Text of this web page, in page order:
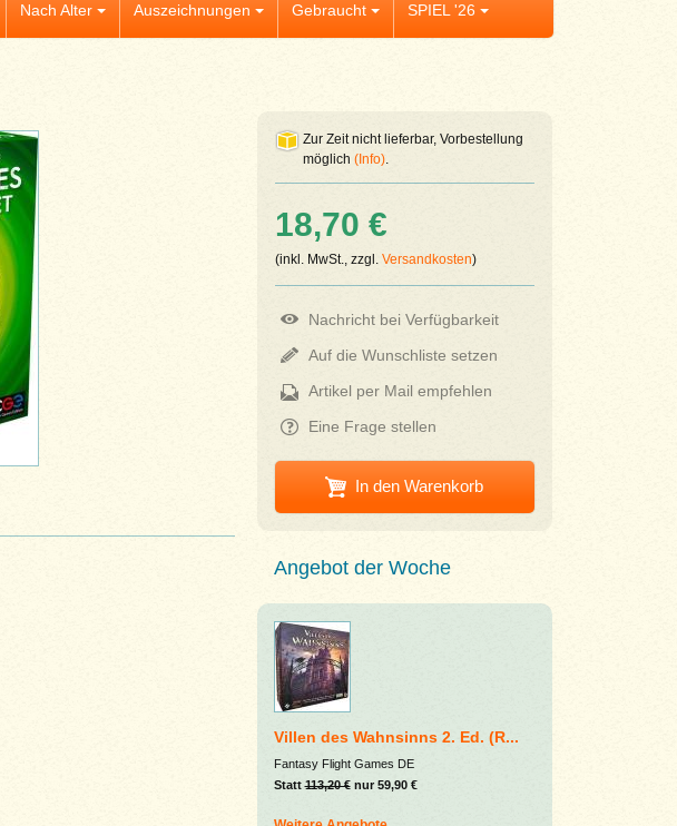
Nach Alter Auszeichnungen Gebraucht SPIEL '26
Zur Zeit nicht lieferbar, Vorbestellung
möglich (Info).
18,70 €
(inkl. MwSt., zzgl. Versandkosten)
Nachricht bei Verfügbarkeit
Auf die Wunschliste setzen
Artikel per Mail empfehlen
Eine Frage stellen
In den Warenkorb
Angebot der Woche
Villen des Wahnsinns 2. Ed. (R...
Fantasy Flight Games DE
Statt113,20 €nur 59,90 €